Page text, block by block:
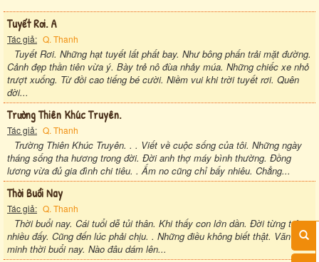
Tuyết Rơi. A
Tác giả: Q. Thanh
Tuyết Rơi. Những hạt tuyết lất phất bay. Như bông phấn trải mặt đường.
Cảnh đẹp thần tiên vừa ý. Bày trẻ nô đùa nhảy múa. Những chiếc xe nhỏ
trượt xuống. Từ đồi cao tiếng bé cười. Niềm vui khi trời tuyết rơi. Quên
đời...
Trường Thiên Khúc Truyên.
Tác giả: Q. Thanh
Trường Thiên Khúc Truyên. . . Viết về cuộc sống của tôi. Những ngày
tháng sống tha hương trong đời. Đời anh thợ máy bình thường. Đồng
lương vừa đủ gia đình chi tiêu. . Ấm no cũng chỉ bấy nhiêu. Chẳng...
Thời Buổi Nay
Tác giả: Q. Thanh
Thời buổi nay. Cái tuổi dễ tủi thân. Khi thấy con lớn dần. Đời từng trải
nhiều đấy. Cũng đến lúc phải chịu. . Những điều không biết thật. Văn
minh thời buổi nay. Nào đâu dám lên...